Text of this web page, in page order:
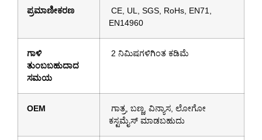
ಪ್ರಮಾಣೀಕರಣ
CE, UL, SGS, RoHs, EN71,
EN14960
ಗಾಳಿ
ತುಂಬಬಹುದಾದ
ಸಮಯ
2 ನಿಮಿಷಗಳಿಗಿಂತ ಕಡಿಮೆ
OEM
ಗಾತ್ರ, ಬಣ್ಣ, ವಿನ್ಯಾಸ, ಲೋಗೋ
ಕಸ್ಟಮೈಸ್ ಮಾಡಬಹುದು